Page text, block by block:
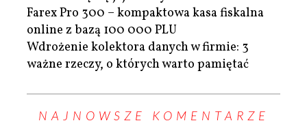
Farex Pro 300 – kompaktowa kasa fiskalna
online z bazą 100 000 PLU
Wdrożenie kolektora danych w firmie: 3
ważne rzeczy, o których warto pamiętać
NAJNOWSZE KOMENTARZE